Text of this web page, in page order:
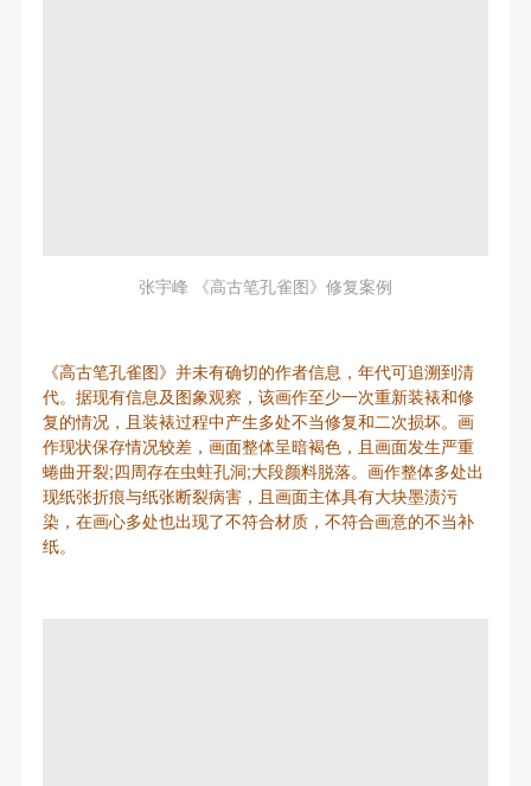
张宇峰 《高古笔孔雀图》修复案例
《高古笔孔雀图》并未有确切的作者信息，年代可追溯到清
代。据现有信息及图象观察，该画作至少一次重新装裱和修
复的情况，且装裱过程中产生多处不当修复和二次损坏。画
作现状保存情况较差，画面整体呈暗褐色，且画面发生严重
蜷曲开裂;四周存在虫蛀孔洞;大段颜料脱落。画作整体多处出
现纸张折痕与纸张断裂病害，且画面主体具有大块墨渍污
染，在画心多处也出现了不符合材质，不符合画意的不当补
纸。